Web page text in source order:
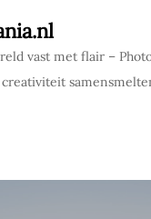
vast met flair –